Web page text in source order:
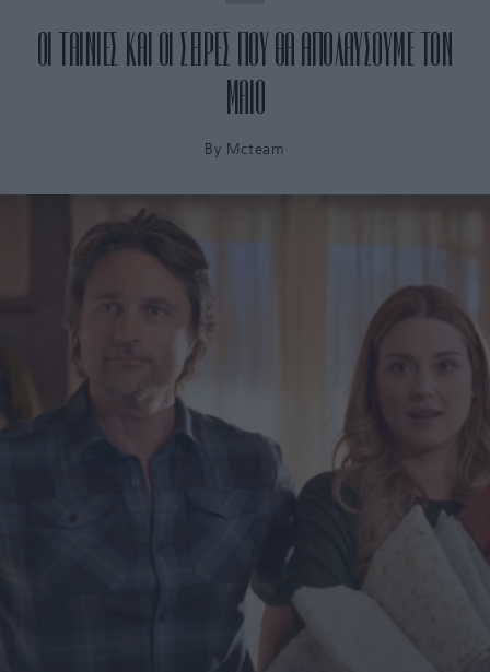
ΟΙ ΤΑΙΝΙΕΣ ΚΑΙ ΟΙ ΣΕΙΡΕΣ ΠΟΥ ΘΑ ΑΠΟΛΑΥΣΟΥΜΕ ΤΟΝ
ΜΑΙΟ
By Mcteam